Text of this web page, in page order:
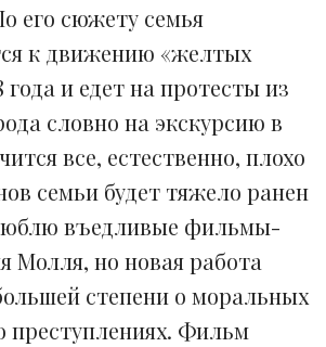
его сюжету семья
к движению «желтых
года и едет на протесты из
словно на экскурсию в
все, естественно, плохо
семьи будет тяжело ранен
въедливые фильмы-
Молля, но новая работа
степени о моральных
преступлениях. Фильм